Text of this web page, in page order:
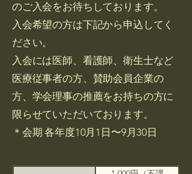
のご入会をお待ちしております。
入会希望の方は下記から申込してく
ださい。
入会には医師、看護師、衛生士など
医療従事者の方、賛助会員企業の
方、学会理事の推薦をお持ちの方に
限らせていただいております。
＊会期 各年度10月1日〜9月30日